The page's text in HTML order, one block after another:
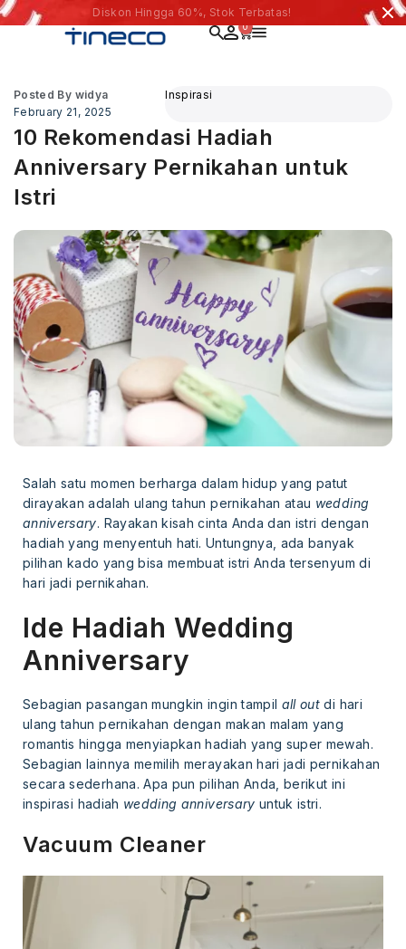
Diskon Hingga 60%, Stok Terbatas!
0
Posted By widya
February 21, 2025
Inspirasi
10 Rekomendasi Hadiah
Anniversary Pernikahan untuk
Istri
Salah satu momen berharga dalam hidup yang patut
dirayakan adalah ulang tahun pernikahan atau wedding
anniversary. Rayakan kisah cinta Anda dan istri dengan
hadiah yang menyentuh hati. Untungnya, ada banyak
pilihan kado yang bisa membuat istri Anda tersenyum di
hari jadi pernikahan.
Ide Hadiah Wedding
Anniversary
Sebagian pasangan mungkin ingin tampil all out di hari
ulang tahun pernikahan dengan makan malam yang
romantis hingga menyiapkan hadiah yang super mewah.
Sebagian lainnya memilih merayakan hari jadi pernikahan
secara sederhana. Apa pun pilihan Anda, berikut ini
inspirasi hadiah wedding anniversary untuk istri.
Vacuum Cleaner